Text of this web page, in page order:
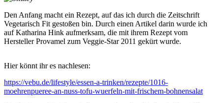
Den Anfang macht ein Rezept, auf das ich durch die Zeitschrift
Vegetarisch Fit gestoßen bin. Durch einen Artikel darin wurde ich
auf Katharina Hink aufmerksam, die mit ihrem Rezept vom
Hersteller Provamel zum Veggie-Star 2011 gekürt wurde.
Hier könnt ihr es nachlesen:
https://vebu.de/lifestyle/essen-a-trinken/rezepte/1016-
moehrenpueree-an-nuss-tofu-wuerfeln-mit-frischem-bohnensalat